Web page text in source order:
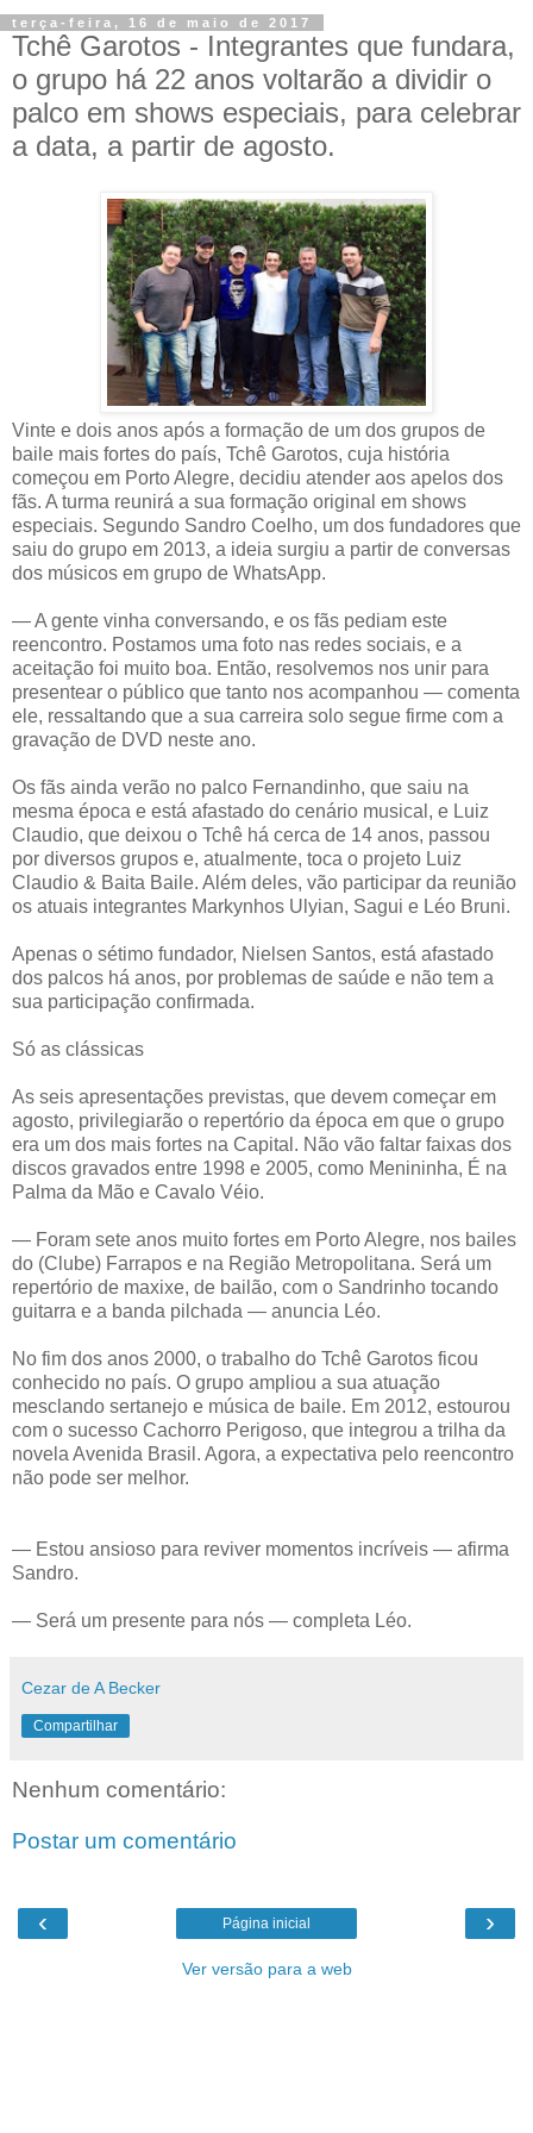
terça-feira, 16 de maio de 2017
Tchê Garotos - Integrantes que fundara,
o grupo há 22 anos voltarão a dividir o
palco em shows especiais, para celebrar
a data, a partir de agosto.
Vinte e dois anos após a formação de um dos grupos de
baile mais fortes do país, Tchê Garotos, cuja história
começou em Porto Alegre, decidiu atender aos apelos dos
fãs. A turma reunirá a sua formação original em shows
especiais. Segundo Sandro Coelho, um dos fundadores que
saiu do grupo em 2013, a ideia surgiu a partir de conversas
dos músicos em grupo de WhatsApp.
— A gente vinha conversando, e os fãs pediam este
reencontro. Postamos uma foto nas redes sociais, e a
aceitação foi muito boa. Então, resolvemos nos unir para
presentear o público que tanto nos acompanhou — comenta
ele, ressaltando que a sua carreira solo segue firme com a
gravação de DVD neste ano.
Os fãs ainda verão no palco Fernandinho, que saiu na
mesma época e está afastado do cenário musical, e Luiz
Claudio, que deixou o Tchê há cerca de 14 anos, passou
por diversos grupos e, atualmente, toca o projeto Luiz
Claudio & Baita Baile. Além deles, vão participar da reunião
os atuais integrantes Markynhos Ulyian, Sagui e Léo Bruni.
Apenas o sétimo fundador, Nielsen Santos, está afastado
dos palcos há anos, por problemas de saúde e não tem a
sua participação confirmada.
Só as clássicas
As seis apresentações previstas, que devem começar em
agosto, privilegiarão o repertório da época em que o grupo
era um dos mais fortes na Capital. Não vão faltar faixas dos
discos gravados entre 1998 e 2005, como Menininha, É na
Palma da Mão e Cavalo Véio.
— Foram sete anos muito fortes em Porto Alegre, nos bailes
do (Clube) Farrapos e na Região Metropolitana. Será um
repertório de maxixe, de bailão, com o Sandrinho tocando
guitarra e a banda pilchada — anuncia Léo.
No fim dos anos 2000, o trabalho do Tchê Garotos ficou
conhecido no país. O grupo ampliou a sua atuação
mesclando sertanejo e música de baile. Em 2012, estourou
com o sucesso Cachorro Perigoso, que integrou a trilha da
novela Avenida Brasil. Agora, a expectativa pelo reencontro
não pode ser melhor.
— Estou ansioso para reviver momentos incríveis — afirma
Sandro.
— Será um presente para nós — completa Léo.
Cezar de A Becker
Compartilhar
Nenhum comentário:
Postar um comentário
‹ ›
Página inicial
Ver versão para a web